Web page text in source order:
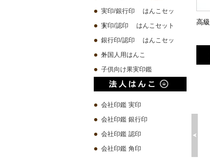
実印/銀行印 はんこセッ
ト
実印/認印 はんこセット
銀行印/認印 はんこセッ
ト
外国人用はんこ
子供向け果実印鑑
会社印鑑 実印
会社印鑑 銀行印
会社印鑑 認印
会社印鑑 角印